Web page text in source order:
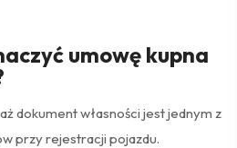
umowę kupna
dokument własności jest jednym z
przy rejestracji pojazdu.